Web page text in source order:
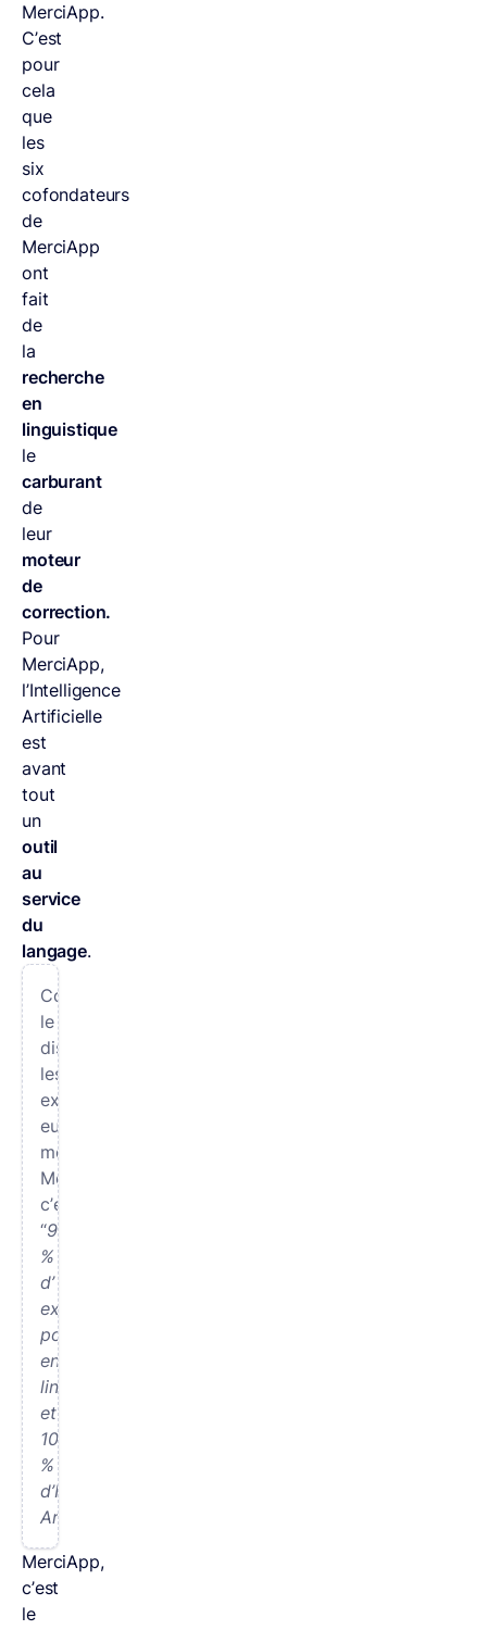
MerciApp.
C’est
pour
cela
que
les
six
cofondateurs
de
MerciApp
ont
fait
de
la
recherche
en
linguistique
le
carburant
de
leur
moteur
de
correction.
Pour
MerciApp,
l’Intelligence
Artificielle
est
avant
tout
un
outil
au
service
du
langage.
Comme
le
disent
les
experts
eux-
mêmes,
MerciApp
c’est
“90
%
d’
expertise
poussée
en
linguistique
et
10
%
d’Intelligence
Artificielle”.
MerciApp,
c’est
le